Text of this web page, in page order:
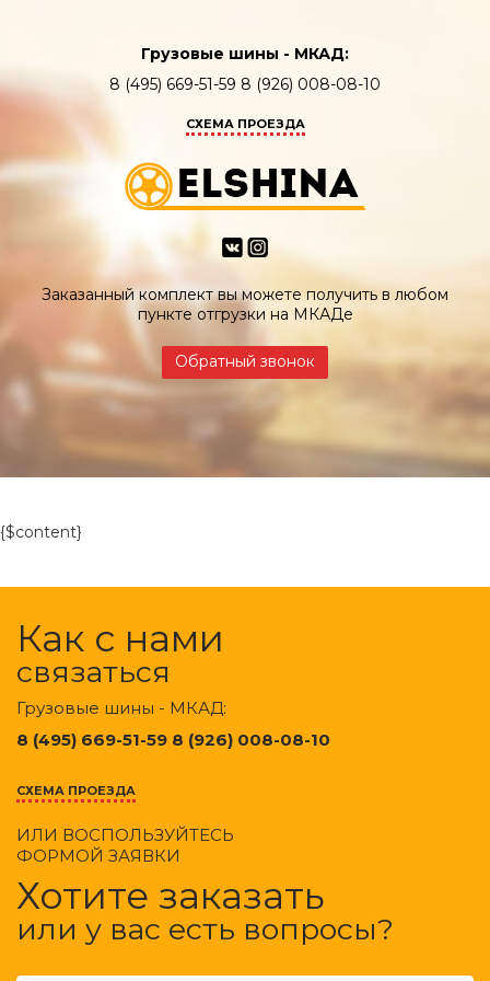
Грузовые шины - МКАД:
8 (495) 669-51-59 8 (926) 008-08-10
СХЕМА ПРОЕЗДА
Заказанный комплект вы можете получить в любом
пункте отгрузки на МКАДе
Обратный звонок
{$content}
Как с нами
связаться
Грузовые шины - МКАД:
8 (495) 669-51-59 8 (926) 008-08-10
СХЕМА ПРОЕЗДА
ИЛИ ВОСПОЛЬЗУЙТЕСЬ
ФОРМОЙ ЗАЯВКИ
Хотите заказать
или у вас есть вопросы?